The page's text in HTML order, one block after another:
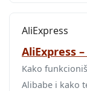
AliExpress
AliExpress
Kako
Alibabe i kako